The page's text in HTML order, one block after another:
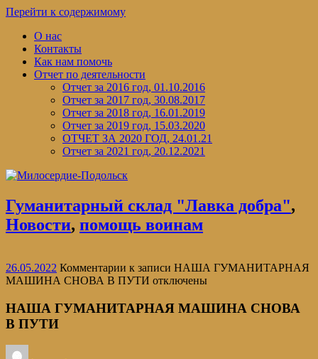
Перейти к содержимому
О нас
Контакты
Как нам помочь
Отчет по деятельности
Отчет за 2016 год, 01.10.2016
Отчет за 2017 год, 30.08.2017
Отчет за 2018 год, 16.01.2019
Отчет за 2019 год, 15.03.2020
ОТЧЕТ ЗА 2020 ГОД, 24.01.21
Отчет за 2021 год, 20.12.2021
Гуманитарный склад "Лавка добра",
Новости, помощь воинам
26.05.2022 Комментарии к записи НАША ГУМАНИТАРНАЯ
МАШИНА СНОВА В ПУТИ отключены
НАША ГУМАНИТАРНАЯ МАШИНА СНОВА
В ПУТИ